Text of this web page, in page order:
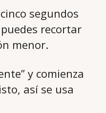
segundos
recortar
menor.
y comienza
así se usa